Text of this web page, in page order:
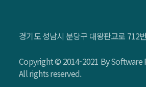
경기도 성남시 분당구 대왕판교로
Copyright © 2014-2021 By Software
All rights reserved.